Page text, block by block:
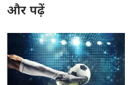
और पढ़ें